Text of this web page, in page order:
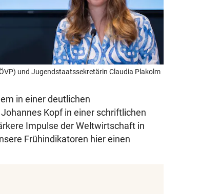
und Jugendstaatssekretärin Claudia Plakolm
in einer deutlichen
Kopf in einer schriftlichen
Impulse der Weltwirtschaft in
Frühindikatoren hier einen